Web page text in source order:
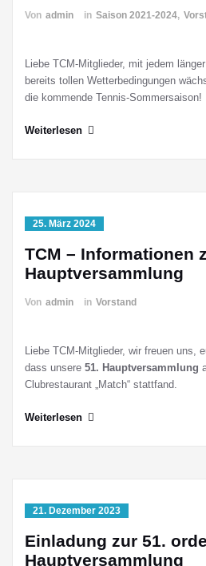
Von admin in Saison 2021-2024,
Liebe TCM-Mitglieder, mit jedem
bereits tollen Wetterbedingungen
die kommende Tennis-Sommersaison!
Weiterlesen
25. März 2024
TCM – Informationen
Hauptversammlung
Von admin in Vorstand
Liebe TCM-Mitglieder, wir freuen uns,
dass unsere 51. Hauptversammlung
Clubrestaurant „Match“ stattfand.
Weiterlesen
21. Dezember 2023
Einladung zur 51.
Hauptversammlung